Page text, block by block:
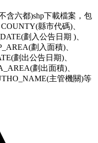
含六都)shp下載檔案，包
縣市代碼)、
劃入公告日期 )、
劃入面積)、
劃出公告日期)、
劃出面積)、
主管機關)等